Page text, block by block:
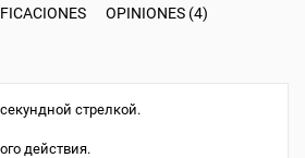
OPINIONES (4)
стрелкой.
действия.